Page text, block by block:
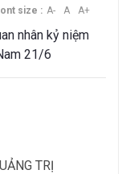
size : A- A A+
nhân kỷ niệm
21/6
TRỊ